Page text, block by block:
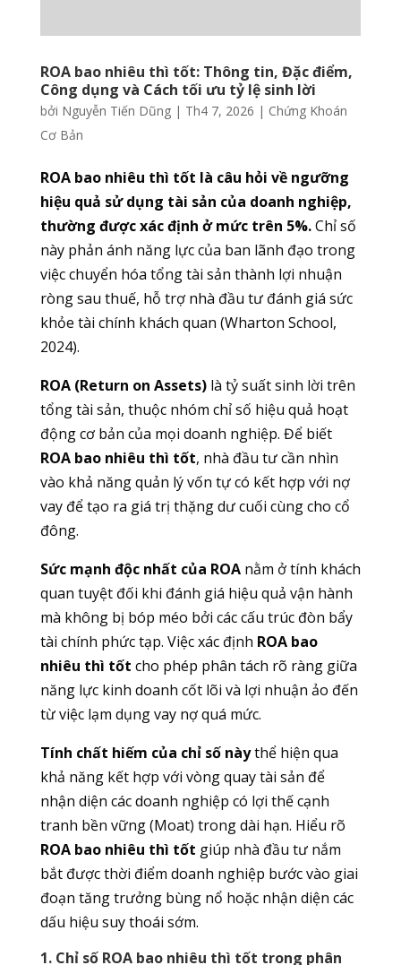
ROA bao nhiêu thì tốt: Thông tin, Đặc điểm,
Công dụng và Cách tối ưu tỷ lệ sinh lời
bởi Nguyễn Tiến Dũng| Th4 7, 2026 | Chứng Khoán
Cơ Bản
ROA bao nhiêu thì tốt là câu hỏi về ngưỡng
hiệu quả sử dụng tài sản của doanh nghiệp,
thường được xác định ở mức trên 5%.Chỉ số
này phản ánh năng lực của ban lãnh đạo trong
việc chuyển hóa tổng tài sản thành lợi nhuận
ròng sau thuế, hỗ trợ nhà đầu tư đánh giá sức
khỏe tài chính khách quan (Wharton School,
2024).
ROA (Return on Assets)là tỷ suất sinh lời trên
tổng tài sản, thuộc nhóm chỉ số hiệu quả hoạt
động cơ bản của mọi doanh nghiệp. Để biết
ROA bao nhiêu thì tốt, nhà đầu tư cần nhìn
vào khả năng quản lý vốn tự có kết hợp với nợ
vay để tạo ra giá trị thặng dư cuối cùng cho cổ
đông.
Sức mạnh độc nhất của ROAnằm ở tính khách
quan tuyệt đối khi đánh giá hiệu quả vận hành
mà không bị bóp méo bởi các cấu trúc đòn bẩy
tài chính phức tạp. Việc xác định ROA bao
nhiêu thì tốt cho phép phân tách rõ ràng giữa
năng lực kinh doanh cốt lõi và lợi nhuận ảo đến
từ việc lạm dụng vay nợ quá mức.
Tính chất hiếm của chỉ số nàythể hiện qua
khả năng kết hợp với vòng quay tài sản để
nhận diện các doanh nghiệp có lợi thế cạnh
tranh bền vững (Moat) trong dài hạn. Hiểu rõ
ROA bao nhiêu thì tốt giúp nhà đầu tư nắm
bắt được thời điểm doanh nghiệp bước vào giai
đoạn tăng trưởng bùng nổ hoặc nhận diện các
dấu hiệu suy thoái sớm.
1. Chỉ số ROA bao nhiêu thì tốt trong phân